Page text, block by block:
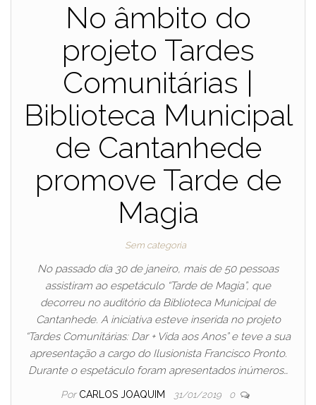
No âmbito do
projeto Tardes
Comunitárias |
Biblioteca Municipal
de Cantanhede
promove Tarde de
Magia
Sem categoria
No passado dia 30 de janeiro, mais de 50 pessoas
assistiram ao espetáculo “Tarde de Magia”, que
decorreu no auditório da Biblioteca Municipal de
Cantanhede. A iniciativa esteve inserida no projeto
“Tardes Comunitárias: Dar + Vida aos Anos” e teve a sua
apresentação a cargo do Ilusionista Francisco Pronto.
Durante o espetáculo foram apresentados inúmeros…
Por CARLOS JOAQUIM 31/01/2019 0